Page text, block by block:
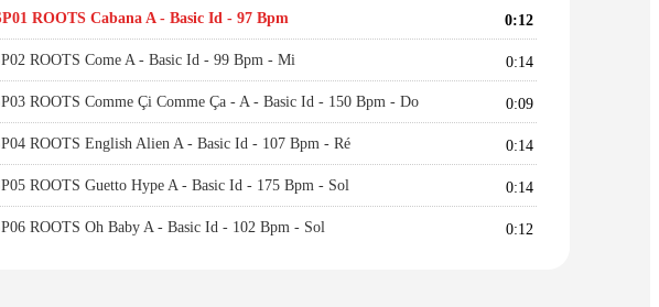
haut/bas
augmenter
diminuer
volume.
ROOTS Cabana A - Basic Id - 97 Bpm 0:12
ROOTS Come A - Basic Id - 99 Bpm - Mi 0:14
ROOTS Comme Çi Comme Ça - A - Basic Id - 150 Bpm - Do 0:09
ROOTS English Alien A - Basic Id - 107 Bpm - Ré 0:14
ROOTS Guetto Hype A - Basic Id - 175 Bpm - Sol 0:14
ROOTS Oh Baby A - Basic Id - 102 Bpm - Sol 0:12